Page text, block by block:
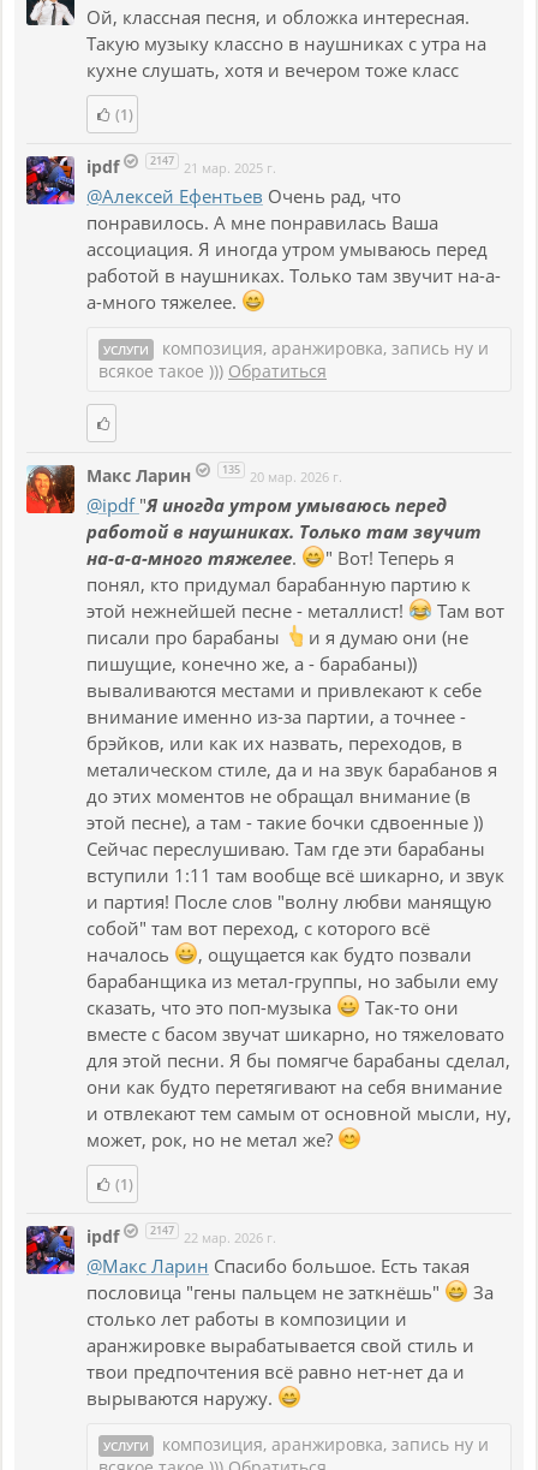
Ой, классная песня, и обложка интересная.
Такую музыку классно в наушниках с утра на
кухне слушать, хотя и вечером тоже класс
(1)
ipdf 2147 21 мар. 2025 г.
@Алексей Ефентьев Очень рад, что
понравилось. А мне понравилась Ваша
ассоциация. Я иногда утром умываюсь перед
работой в наушниках. Только там звучит на-а-
а-много тяжелее.
УСЛУГИ
композиция, аранжировка, запись ну и
всякое такое ))) Обратиться
Макс Ларин 135 20 мар. 2026 г.
@ipdf "Я иногда утром умываюсь перед
работой в наушниках. Только там звучит
на-а-а-много тяжелее.
" Вот! Теперь я
понял, кто придумал барабанную партию к
этой нежнейшей песне - металлист!
Там вот
писали про барабаны
и я думаю они (не
пишущие, конечно же, а - барабаны))
вываливаются местами и привлекают к себе
внимание именно из-за партии, а точнее -
брэйков, или как их назвать, переходов, в
металическом стиле, да и на звук барабанов я
до этих моментов не обращал внимание (в
этой песне), а там - такие бочки сдвоенные ))
Сейчас переслушиваю. Там где эти барабаны
вступили 1:11 там вообще всё шикарно, и звук
и партия! После слов "волну любви манящую
собой" там вот переход, с которого всё
началось
, ощущается как будто позвали
барабанщика из метал-группы, но забыли ему
сказать, что это поп-музыка
Так-то они
вместе с басом звучат шикарно, но тяжеловато
для этой песни. Я бы помягче барабаны сделал,
они как будто перетягивают на себя внимание
и отвлекают тем самым от основной мысли, ну,
может, рок, но не метал же?
(1)
ipdf 2147 22 мар. 2026 г.
@Макс Ларин Спасибо большое. Есть такая
пословица "гены пальцем не заткнёшь"
За
столько лет работы в композиции и
аранжировке вырабатывается свой стиль и
твои предпочтения всё равно нет-нет да и
вырываются наружу.
УСЛУГИ
композиция, аранжировка, запись ну и